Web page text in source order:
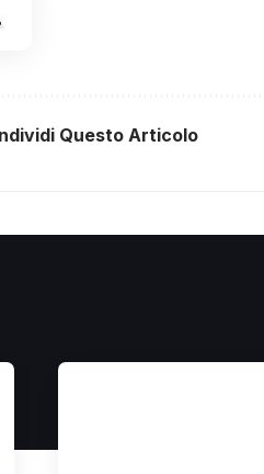
Questo Articolo